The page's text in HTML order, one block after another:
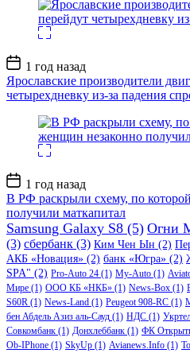
Дата
записи
1 год назад
Ярославские производители
четырехдневку из-за падения
Дата
записи
1 год назад
В РФ раскрыли схему, по
получили маткапитал
Samsung Galaxy S8 (5) Огни
(3) сбербанк (3) Ким Чен Ын (2)
АКБ «Новация» (2) банк «Югра» (2)
SPA" (2) Pro-Auto 24 (1) My-Auto (1)
Мире (1) ООО КБ «НКБ» (1) News-Box (1)
S60R (1) News-Land (1) Peugeot 908-RC (1)
бен Абдель Азиз аль-Сауд (1) НДС (1)
Совкомбанк (1) Донхлеббанк (1) ФК
Ob-IPhone (1) SkyUp (1) Avianews.Info (1)